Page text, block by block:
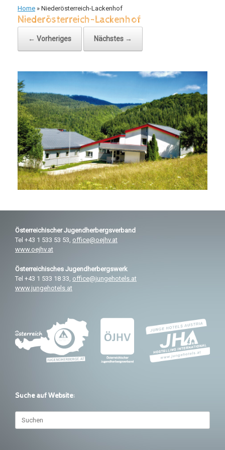
Home » Niederösterreich-Lackenhof
Niederösterreich-Lackenhof
← Vorheriges Nächstes →
ÖsterreichischerJugendherbergsverband
Tel +43 1 533 53 53, office@oejhv.at
www.oejhv.at
Österreichisches Jugendherbergswerk
Tel +43 1 533 18 33, office@jungehotels.at
www.jungehotels.at
Suche auf Website:
Suchen